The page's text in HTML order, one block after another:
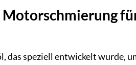
Motorschmierung
das speziell entwickelt wurde,